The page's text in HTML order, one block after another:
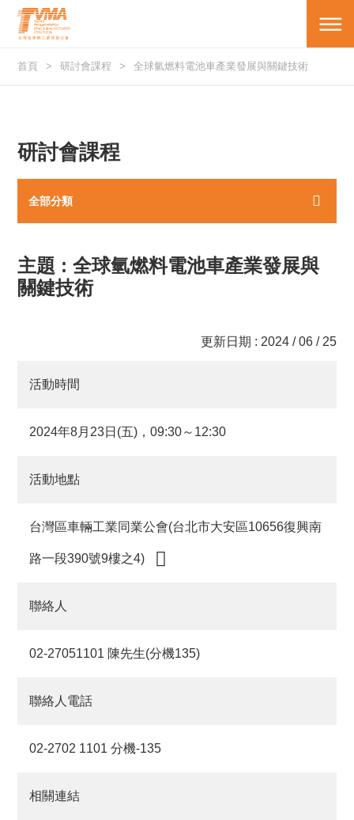
首頁 研討會課程 全球氫燃料電池車產業發展與關鍵技術
研討會課程
全部分類
主題 : 全球氫燃料電池車產業發展與
關鍵技術
更新日期 : 2024 / 06 / 25
活動時間
2024年8月23日(五)，09:30～12:30
活動地點
台灣區車輛工業同業公會(台北市大安區10656復興南
路一段390號9樓之4)
聯絡人
02-27051101 陳先生(分機135)
聯絡人電話
02-2702 1101 分機-135
相關連結